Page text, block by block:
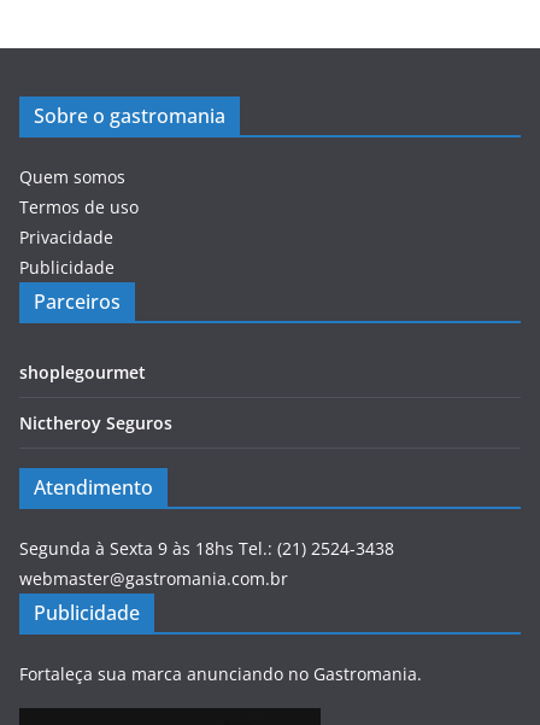
Sobre o gastromania
Quem somos
Termos de uso
Privacidade
Publicidade
Parceiros
shoplegourmet
Nictheroy Seguros
Atendimento
Segunda à Sexta 9 às 18hs Tel.: (21) 2524-3438
webmaster@gastromania.com.br
Publicidade
Fortaleça sua marca anunciando no Gastromania.